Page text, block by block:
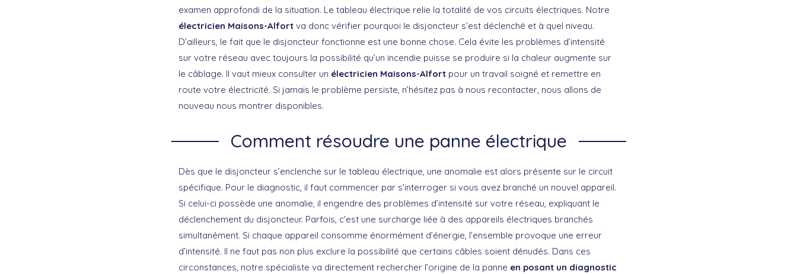
examen approfondi de la situation. Le tableau électrique relie la totalité de vos circuits électriques. Notre
électricien Maisons-Alfort va donc vérifier pourquoi le disjoncteur s’est déclenché et à quel niveau.
D’ailleurs, le fait que le disjoncteur fonctionne est une bonne chose. Cela évite les problèmes d’intensité
sur votre réseau avec toujours la possibilité qu’un incendie puisse se produire si la chaleur augmente sur
le câblage. Il vaut mieux consulter un électricien Maisons-Alfort pour un travail soigné et remettre en
route votre électricité. Si jamais le problème persiste, n’hésitez pas à nous recontacter, nous allons de
nouveau nous montrer disponibles.
Comment résoudre une panne électrique
Dès que le disjoncteur s’enclenche sur le tableau électrique, une anomalie est alors présente sur le circuit
spécifique. Pour le diagnostic, il faut commencer par s’interroger si vous avez branché un nouvel appareil.
Si celui-ci possède une anomalie, il engendre des problèmes d’intensité sur votre réseau, expliquant le
déclenchement du disjoncteur. Parfois, c’est une surcharge liée à des appareils électriques branchés
simultanément. Si chaque appareil consomme énormément d’énergie, l’ensemble provoque une erreur
d’intensité. Il ne faut pas non plus exclure la possibilité que certains câbles soient dénudés. Dans ces
circonstances, notre spécialiste va directement rechercher l’origine de la panne en posant un diagnostic